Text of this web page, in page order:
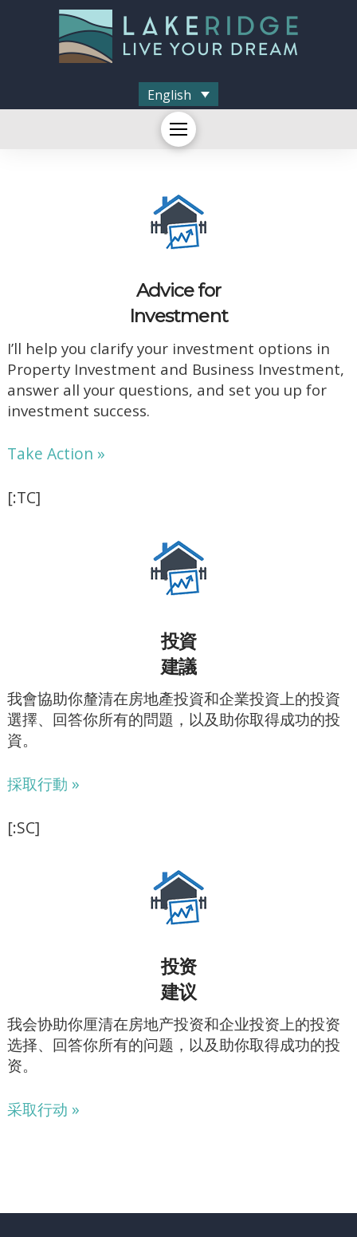
English
Advice for
Investment
I’ll help you clarify your investment options in
Property Investment and Business Investment,
answer all your questions, and set you up for
investment success.
Take Action »
[:TC]
投資
建議
我會協助你釐清在房地產投資和企業投資上的投資
選擇、回答你所有的問題，以及助你取得成功的投
資。
採取行動 »
[:SC]
投资
建议
我会协助你厘清在房地产投资和企业投资上的投资
选择、回答你所有的问题，以及助你取得成功的投
资。
采取行动 »